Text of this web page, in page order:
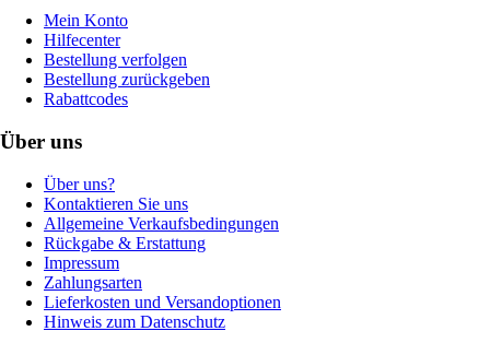
Mein Konto
Hilfecenter
Bestellung verfolgen
Bestellung zurückgeben
Rabattcodes
Über uns
Über uns?
Kontaktieren Sie uns
Allgemeine Verkaufsbedingungen
Rückgabe & Erstattung
Impressum
Zahlungsarten
Lieferkosten und Versandoptionen
Hinweis zum Datenschutz